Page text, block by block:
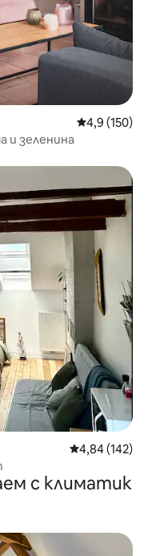
Средна
4,9 (150)
и зеленина
Средна
4,84 (142)
с климатик